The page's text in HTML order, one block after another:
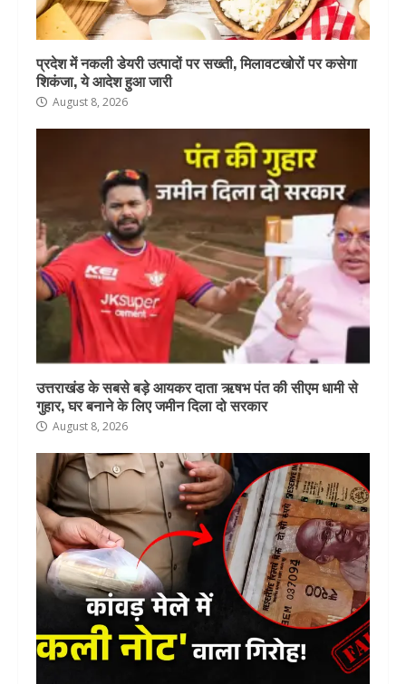
प्रदेश में नकली डेयरी उत्पादों पर सख्ती, मिलावटखोरों पर कसेगा
शिकंजा, ये आदेश हुआ जारी
August 8, 2026
उत्तराखंड के सबसे बड़े आयकर दाता ऋषभ पंत की सीएम धामी से
गुहार, घर बनाने के लिए जमीन दिला दो सरकार
August 8, 2026